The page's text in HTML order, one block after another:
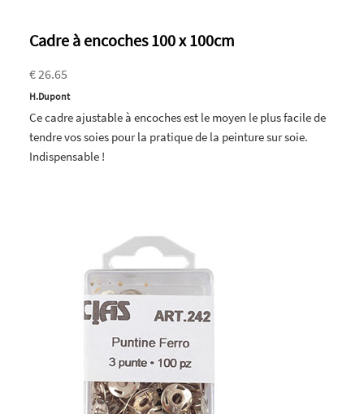
Cadre à encoches 100 x 100cm
€ 26.65
H.Dupont
Ce cadre ajustable à encoches est le moyen le plus facile de
tendre vos soies pour la pratique de la peinture sur soie.
Indispensable !